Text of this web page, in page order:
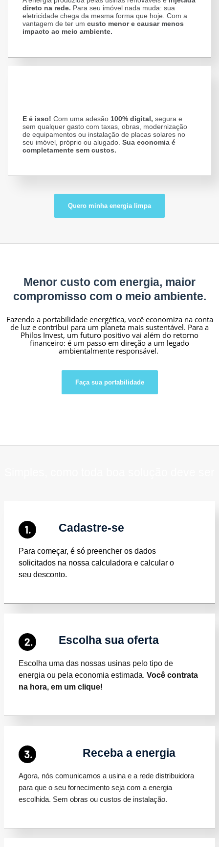
direto na rede. Para seu imóvel nada muda: sua
eletricidade chega da mesma forma que hoje. Com a
vantagem de ter um custo menor e causar menos
impacto ao meio ambiente.
E é isso! Com uma adesão 100% digital, segura e
sem qualquer gasto com taxas, obras, modernização
de equipamentos ou instalação de placas solares no
seu imóvel, próprio ou alugado. Sua economia é
completamente sem custos.
Quero minha energia limpa
Menor custo com energia, maior
compromisso com o meio ambiente.
Fazendo a portabilidade energética, você economiza na conta
de luz e contribui para um planeta mais sustentável. Para a
Philos Invest, um futuro positivo vai além do retorno
financeiro: é um passo em direção a um legado
ambientalmente responsável.
Faça sua portabilidade
Cadastre-se
Para começar, é só preencher os dados
solicitados na nossa calculadora e calcular o
seu desconto.
Escolha sua oferta
Escolha uma das nossas usinas pelo tipo de
energia ou pela economia estimada. Você contrata
na hora, em um clique!
Receba a energia
Agora, nós comunicamos a usina e a rede distribuidora
para que o seu fornecimento seja com a energia
escolhida. Sem obras ou custos de instalação.